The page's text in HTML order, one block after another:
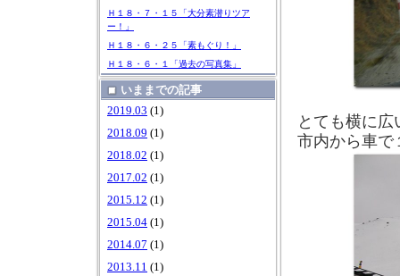
Ｈ１８・７・１５「大分素潜りツア
ー！」
Ｈ１８・６・２５「素もぐり！」
Ｈ１８・６・１「過去の写真集」
いままでの記事
2019.03 (1)
2018.09 (1)
2018.02 (1)
2017.02 (1)
2015.12 (1)
2015.04 (1)
2014.07 (1)
2013.11 (1)
とても横に
市内から車で